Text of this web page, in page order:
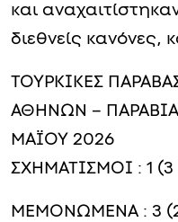
και
διεθνείς κανόνες,
ΤΟΥΡΚΙΚΕΣ
ΑΘΗΝΩΝ –
ΜΑΪΟΥ 2026
ΣΧΗΜΑΤΙΣΜΟΙ : 1 (3
ΜΕΜΟΝΩΜΕΝΑ : 3 (2